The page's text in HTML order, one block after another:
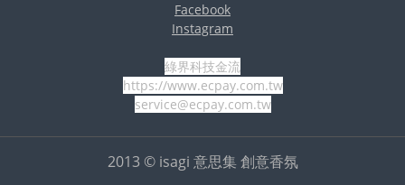
Facebook
Instagram
綠界科技金流
https://www.ecpay.com.tw
service@ecpay.com.tw
2013 © isagi 意思集 創意香氛